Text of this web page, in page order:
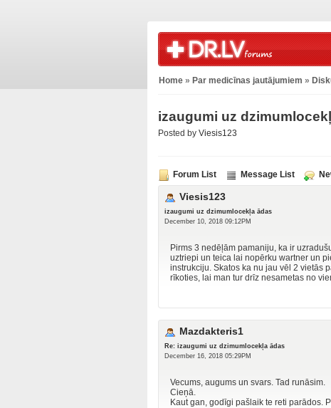
Home » Par medicīnas jautājumiem »
izaugumi uz
Posted by Viesis123
Forum List Message List
Viesis123
izaugumi uz dzimumlocekļa ādas
December 10, 2018 09:12PM
Pirms 3 nedēļām pamaniju, ka ir
uztriepi un teica lai nopērku wartner un
instrukciju. Skatos ka nu jau vēl 2 vietās
rīkoties, lai man tur drīz nesametas no
Mazdakteris1
Re: izaugumi uz dzimumlocekļa ādas
December 16, 2018 05:29PM
Vecums, augums un svars. Tad runāsim.
Cieņā.
Kaut gan, godīgi pašlaik te reti parādos.